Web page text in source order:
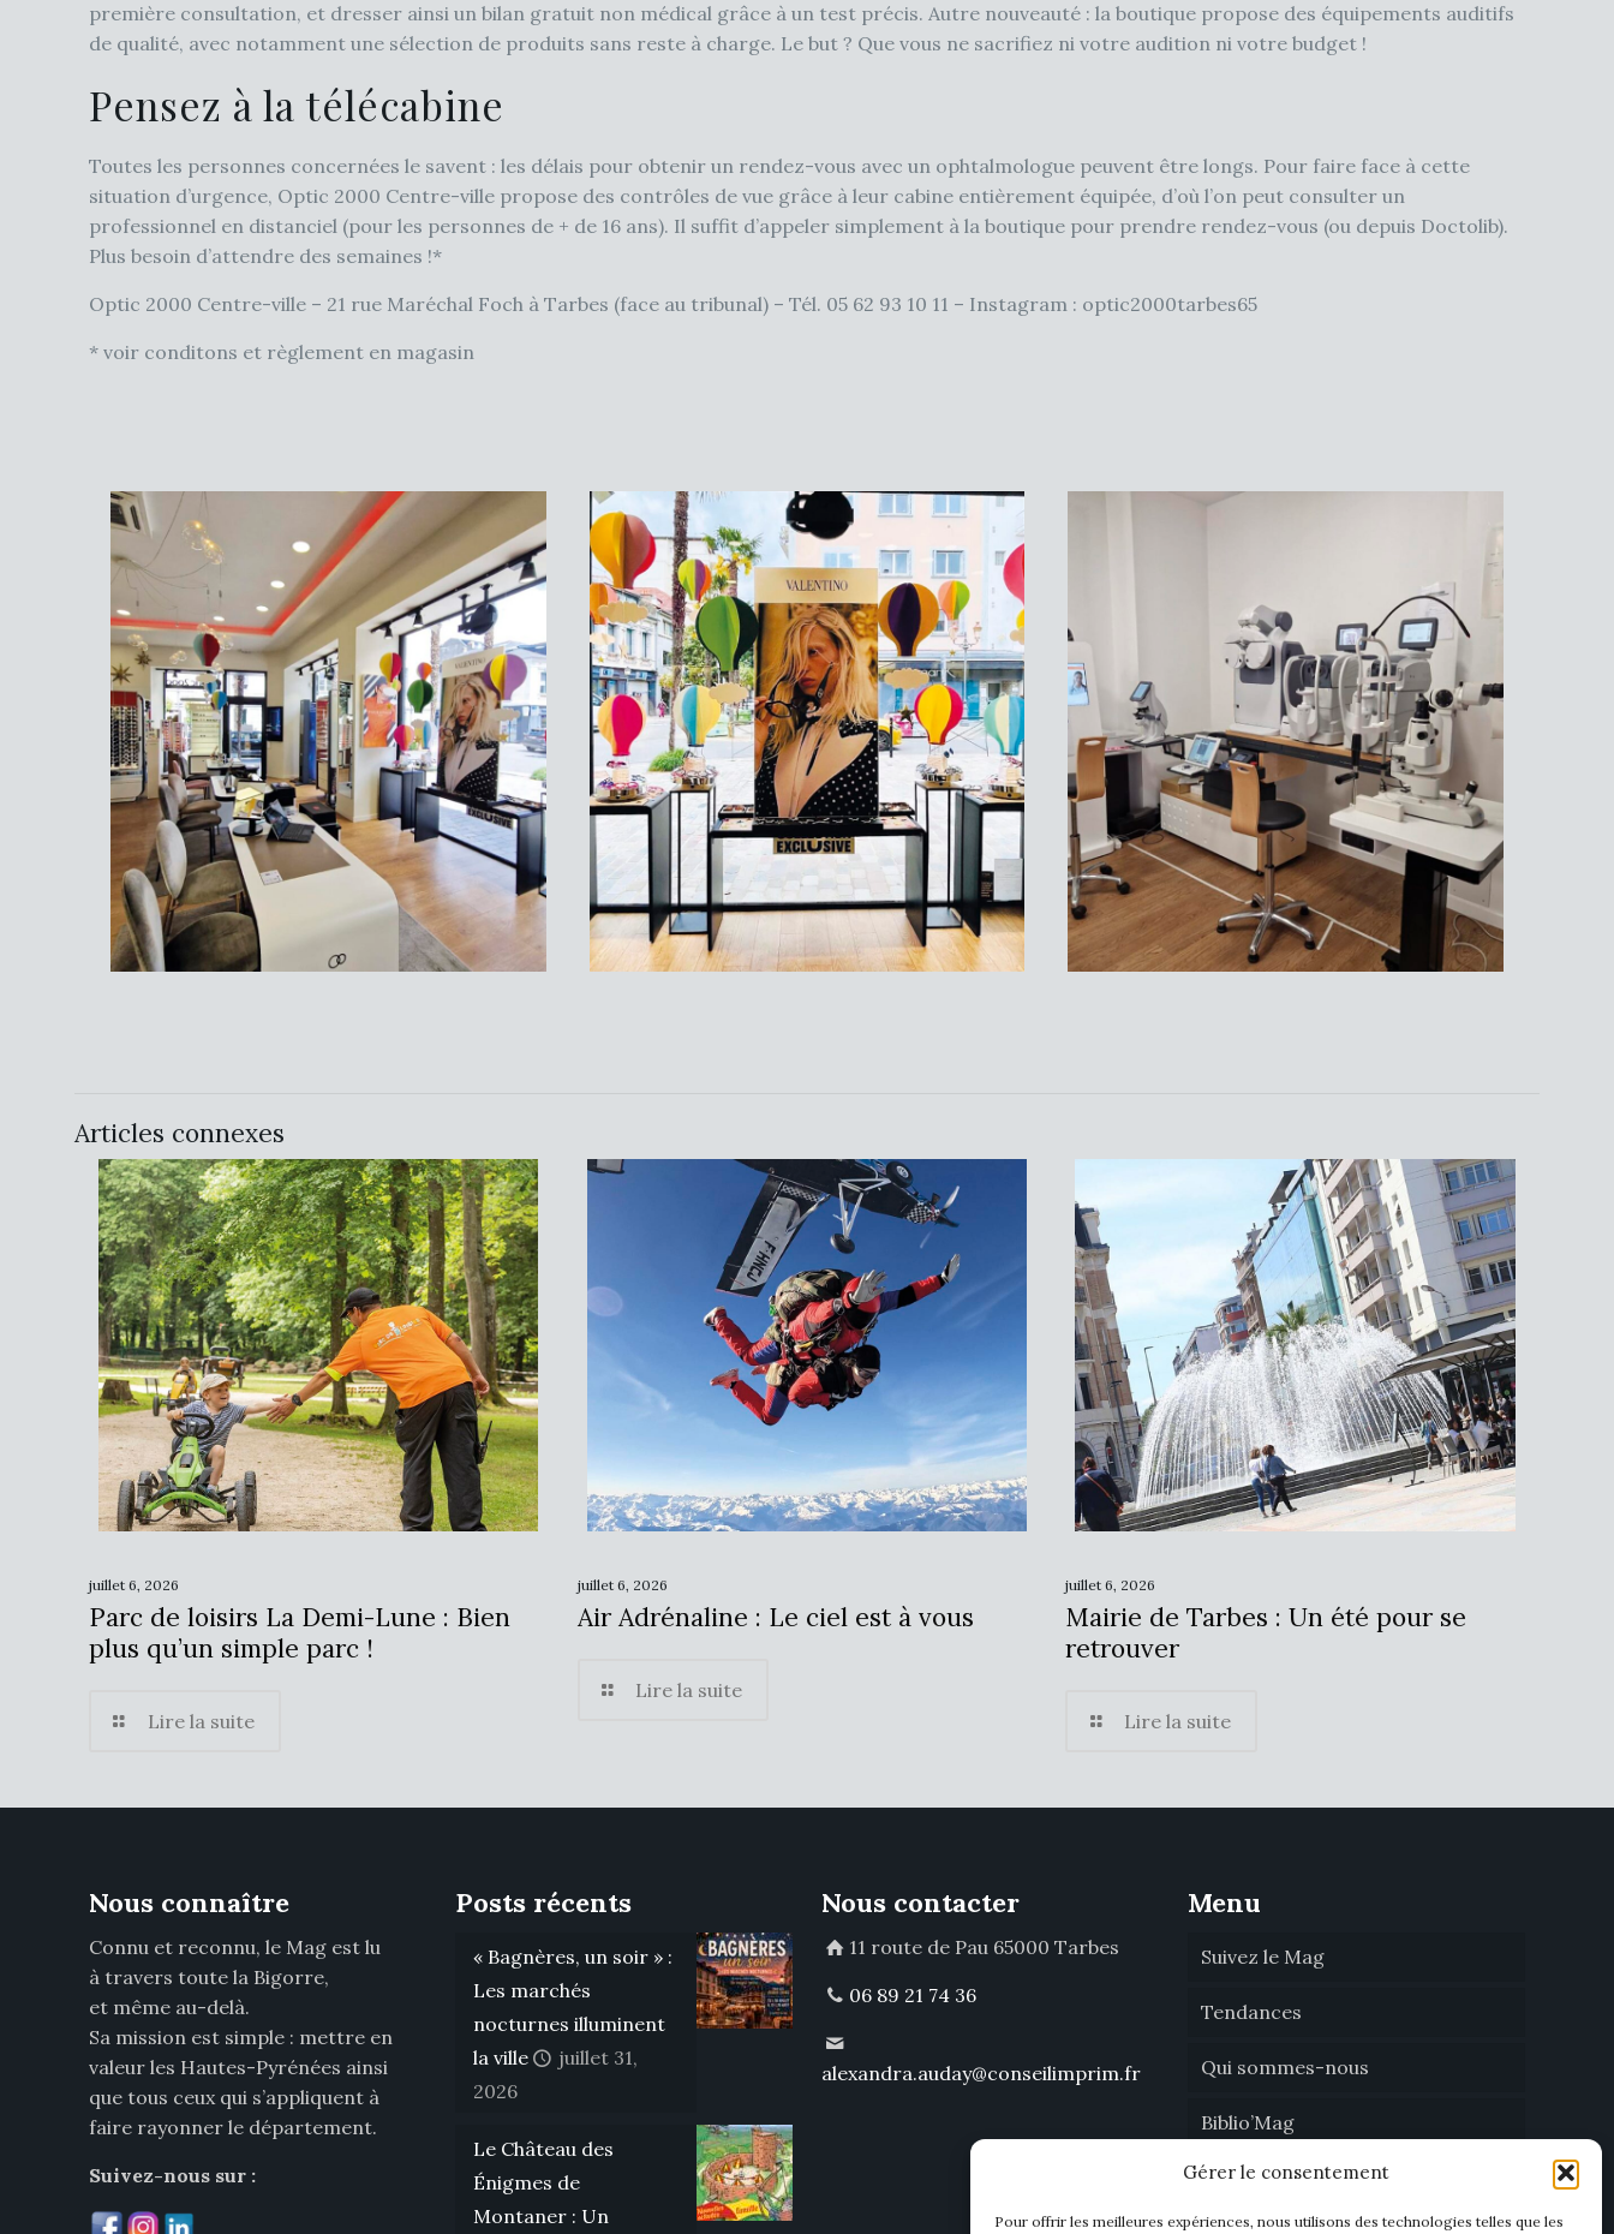
Gérer le consentement
Pour offrir les meilleures expériences, nous utilisons des technologies telles que les
première consultation, et dresser ainsi un bilan gratuit non médical grâce à un test précis. Autre nouveauté : la boutique propose des équipements auditifs
de qualité, avec notamment une sélection de produits sans reste à charge. Le but ? Que vous ne sacrifiez ni votre audition ni votre budget !
Pensez à la télécabine
Toutes les personnes concernées le savent : les délais pour obtenir un rendez-vous avec un ophtalmologue peuvent être longs. Pour faire face à cette
situation d’urgence, Optic 2000 Centre-ville propose des contrôles de vue grâce à leur cabine entièrement équipée, d’où l’on peut consulter un
professionnel en distanciel (pour les personnes de + de 16 ans). Il suffit d’appeler simplement à la boutique pour prendre rendez-vous (ou depuis Doctolib).
Plus besoin d’attendre des semaines !*
Optic 2000 Centre-ville – 21 rue Maréchal Foch à Tarbes (face au tribunal) – Tél. 05 62 93 10 11 – Instagram : optic2000tarbes65
* voir conditons et règlement en magasin
Articles connexes
juillet 6, 2026
Parc de loisirs La Demi-Lune : Bien
plus qu’un simple parc !
Lire la suite
juillet 6, 2026
Air Adrénaline : Le ciel est à vous
Lire la suite
juillet 6, 2026
Mairie de Tarbes : Un été pour se
retrouver
Lire la suite
Nous connaître
Connu et reconnu, le Mag est lu
à travers toute la Bigorre,
et même au-delà.
Sa mission est simple : mettre en
valeur les Hautes-Pyrénées ainsi
que tous ceux qui s’appliquent à
faire rayonner le département.
Suivez-nous sur :
Posts récents
« Bagnères, un soir » :
Les marchés
nocturnes illuminent
la ville
juillet 31,
2026
Le Château des
Énigmes de
Montaner : Un
Nous contacter
11 route de Pau 65000 Tarbes
06 89 21 74 36
alexandra.auday@conseilimprim.fr
Menu
Suivez le Mag
Tendances
Qui sommes-nous
Biblio’Mag
Nous contacter